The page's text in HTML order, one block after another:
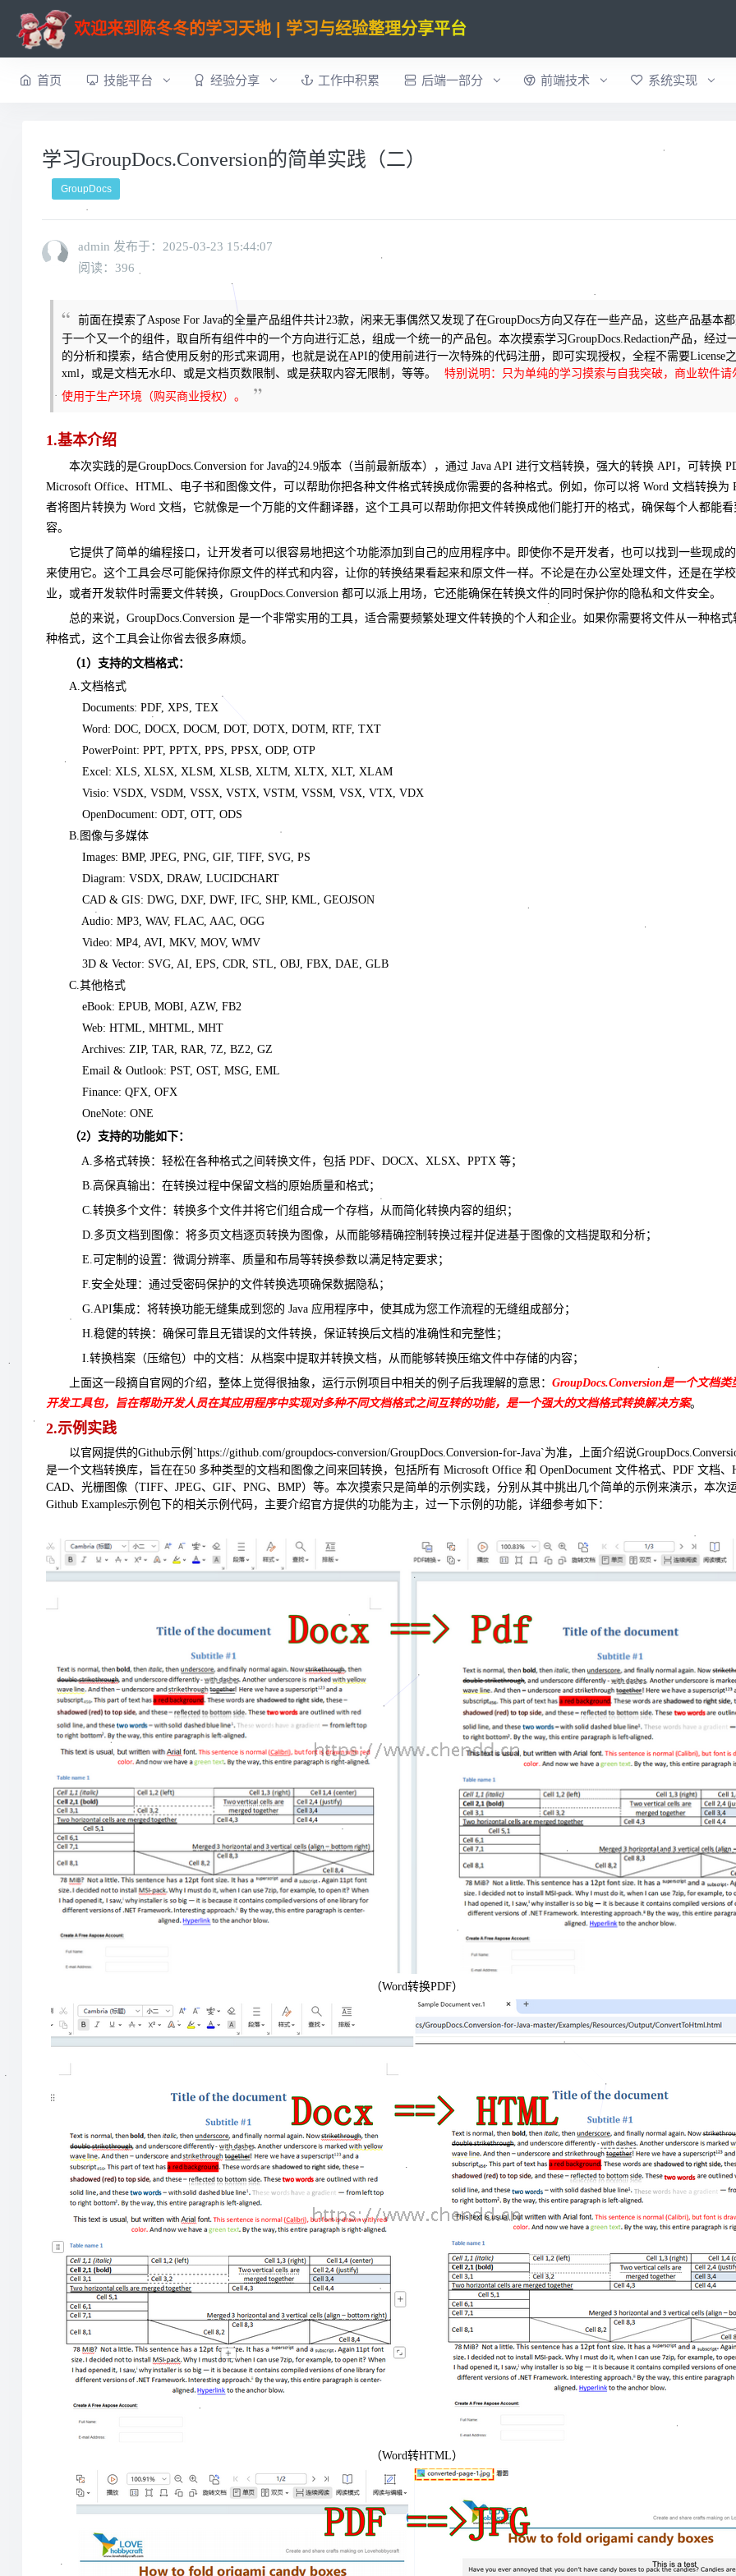
欢迎来到陈冬冬的学习天地 | 学习与经验整理分享平台
首页 技能平台 经验分享 工作中积累 后端一部分 前端技术 系统实现
学习GroupDocs.Conversion的简单实践（二）
GroupDocs
admin 发布于： 2025-03-23 15:44:07
阅读：396
前面在摸索了Aspose For Java的全量产品组件共计23款，闲来无事偶然又发现了在GroupDocs方向又存在一些产品，这些产品基本
于一个又一个的组件，取自所有组件中的一个方向进行汇总，组成一个统一的产品包。本次摸索学习GroupDocs.Redaction产品， 经过
的分析和摸索，结合使用反射的形式来调用，也就是说在API的使用前进行一次特殊的代码注册，即可实现授权，全程不需要License
xml，或是文档无水印、或是文档页数限制、或是获取内容无限制，等等。
特别说明：只为单纯的学习摸索与自我突破，商业软件请
使用于生产环境（购买商业授权） 。
1.基本介绍
本次实践的是GroupDocs.Conversion for Java的24.9版本（当前最新版本），通过 Java API 进行文档转换，强大的转换 API，可转换
Microsoft Office、HTML、电子书和图像文件，可以帮助你把各种文件格式转换成你需要的各种格式。例如，你可以将 Word 文档转换为
者将图片转换为 Word 文档，它就像是一个万能的文件翻译器，这个工具可以帮助你把文件转换成他们能打开的格式，确保每个人都能
容。
它提供了简单的编程接口，让开发者可以很容易地把这个功能添加到自己的应用程序中。即使你不是开发者，也可以找到一些现成
来使用它。这个工具会尽可能保持你原文件的样式和内容，让你的转换结果看起来和原文件一样。不论是在办公室处理文件，还是在学
业，或者开发软件时需要文件转换，GroupDocs.Conversion 都可以派上用场，它还能确保在转换文件的同时保护你的隐私和文件安全。
总的来说，GroupDocs.Conversion 是一个非常实用的工具，适合需要频繁处理文件转换的个人和企业。如果你需要将文件从一种格
种格式，这个工具会让你省去很多麻烦。
（1）支持的文档格式：
A.文档格式
Documents: PDF, XPS, TEX
Word: DOC, DOCX, DOCM, DOT, DOTX, DOTM, RTF, TXT
PowerPoint: PPT, PPTX, PPS, PPSX, ODP, OTP
Excel: XLS, XLSX, XLSM, XLSB, XLTM, XLTX, XLT, XLAM
Visio: VSDX, VSDM, VSSX, VSTX, VSTM, VSSM, VSX, VTX, VDX
OpenDocument: ODT, OTT, ODS
B.图像与多媒体
Images: BMP, JPEG, PNG, GIF, TIFF, SVG, PS
Diagram: VSDX, DRAW, LUCIDCHART
CAD & GIS: DWG, DXF, DWF, IFC, SHP, KML, GEOJSON
Audio: MP3, WAV, FLAC, AAC, OGG
Video: MP4, AVI, MKV, MOV, WMV
3D & Vector: SVG, AI, EPS, CDR, STL, OBJ, FBX, DAE, GLB
C.其他格式
eBook: EPUB, MOBI, AZW, FB2
Web: HTML, MHTML, MHT
Archives: ZIP, TAR, RAR, 7Z, BZ2, GZ
Email & Outlook: PST, OST, MSG, EML
Finance: QFX, OFX
OneNote: ONE
（2）支持的功能如下：
A.多格式转换：轻松在各种格式之间转换文件，包括 PDF、DOCX、XLSX、PPTX 等；
B.高保真输出：在转换过程中保留文档的原始质量和格式；
C.转换多个文件：转换多个文件并将它们组合成一个存档，从而简化转换内容的组织；
D.多页文档到图像：将多页文档逐页转换为图像，从而能够精确控制转换过程并促进基于图像的文档提取和分析；
E.可定制的设置：微调分辨率、质量和布局等转换参数以满足特定要求；
F.安全处理：通过受密码保护的文件转换选项确保数据隐私；
G.API集成：将转换功能无缝集成到您的 Java 应用程序中，使其成为您工作流程的无缝组成部分；
H.稳健的转换：确保可靠且无错误的文件转换，保证转换后文档的准确性和完整性；
I.转换档案（压缩包）中的文档：从档案中提取并转换文档，从而能够转换压缩文件中存储的内容；
上面这一段摘自官网的介绍，整体上觉得很抽象，运行示例项目中相关的例子后我理解的意思： GroupDocs.Conversion是一个文档类
开发工具包，旨在帮助开发人员在其应用程序中实现对多种不同文档格式之间互转的功能，是一个强大的文档格式转换解决方案。
2.示例实践
以官网提供的Github示例`https://github.com/groupdocs-conversion/GroupDocs.Conversion-for-Java`为准，上面介绍说
是一个文档转换库，旨在在50 多种类型的文档和图像之间来回转换，包括所有 Microsoft Office 和 OpenDocument 文件格式、PDF 文档
CAD、光栅图像（TIFF、JPEG、GIF、PNG、BMP）等。本次摸索只是简单的示例实践，分别从其中挑出几个简单的示例来演示，本次
Github Examples示例包下的相关示例代码，主要介绍官方提供的功能为主，过一下示例的功能，详细参考如下：
（Word转换PDF）
（Word转HTML）